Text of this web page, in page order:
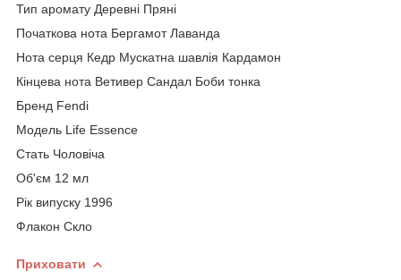
Тип аромату Деревні Пряні
Початкова нота Бергамот Лаванда
Нота серця Кедр Мускатна шавлія Кардамон
Кінцева нота Ветивер Сандал Боби тонка
Бренд Fendi
Модель Life Essence
Стать Чоловіча
Об'єм 12 мл
Рік випуску 1996
Флакон Скло
Приховати